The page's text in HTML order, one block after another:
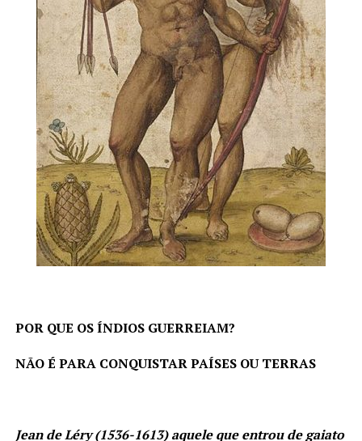
POR QUE OS ÍNDIOS GUERREIAM?
NÃO É PARA CONQUISTAR PAÍSES OU TERRAS
Jean de Léry (1536-1613) aquele que entrou de gaiato